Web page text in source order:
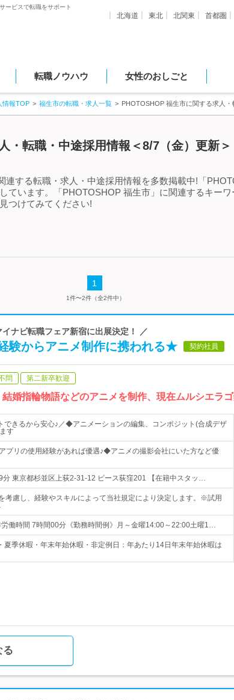
ービスで転職をサポート
北海道 東北 北関東 首都圏
転職ノウハウ 女性のおしごと
情報TOP 福生市の転職・求人一覧 PHOTOSHOP 福生市に関する求人
・転職・中途採用情報＜8/7（金）更新＞
する転職・求人・中途採用情報を多数掲載中!「
ています。「PHOTOSHOP 福生市」に関連するキー
つけてみてください!
1
1件〜2件（全2件中）
ナビ転職フェア新宿に出展決定！ ／
験からアニメ制作に携われる★ 契約社員
問 第二新卒歓迎
婚指輪物語などのアニメを制作、現在ムルシエラ
できるから安心♪／◆アニメーションの編集、コンポジット(合成デザ
す
プリの使用経験があれば優遇♪◆アニメの撮影会社にいた方など優
東京都杉並区上荻2-31-12 ピース荻窪201 【在籍中スタッ…
考慮し、経験やスキルによって当社規定により決定します。※試用
働時間 7時間00分《勤務時間例》月～金曜14:00～22:00土曜1…
夏季休暇・年末年始休暇・非定例日：年あたり14日年末年始休暇は
る